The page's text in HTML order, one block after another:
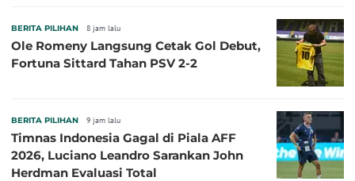
BERITA PILIHAN 8 jam lalu
Ole Romeny Langsung Cetak Gol Debut,
Fortuna Sittard Tahan PSV 2-2
BERITA PILIHAN 9 jam lalu
Timnas Indonesia Gagal di Piala AFF
2026, Luciano Leandro Sarankan John
Herdman Evaluasi Total